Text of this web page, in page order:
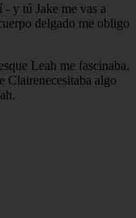
y tú Jake me vas a
delgado me obligo
Leah me fascinaba,
Clairenecesitaba algo